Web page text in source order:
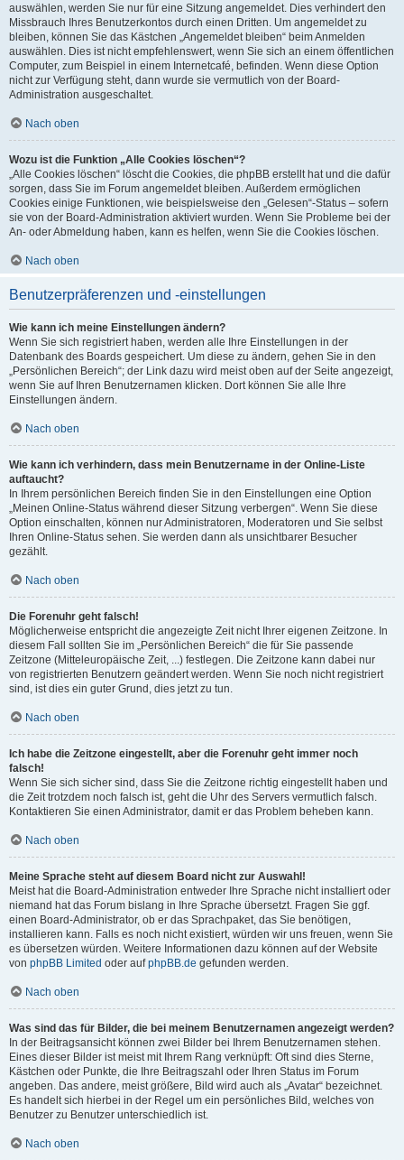
auswählen, werden Sie nur für eine Sitzung angemeldet. Dies verhindert den
Missbrauch Ihres Benutzerkontos durch einen Dritten. Um angemeldet zu
bleiben, können Sie das Kästchen „Angemeldet bleiben“ beim Anmelden
auswählen. Dies ist nicht empfehlenswert, wenn Sie sich an einem öffentlichen
Computer, zum Beispiel in einem Internetcafé, befinden. Wenn diese Option
nicht zur Verfügung steht, dann wurde sie vermutlich von der Board-
Administration ausgeschaltet.
Nach oben
Wozu ist die Funktion „Alle Cookies löschen“?
„Alle Cookies löschen“ löscht die Cookies, die phpBB erstellt hat und die dafür
sorgen, dass Sie im Forum angemeldet bleiben. Außerdem ermöglichen
Cookies einige Funktionen, wie beispielsweise den „Gelesen“-Status – sofern
sie von der Board-Administration aktiviert wurden. Wenn Sie Probleme bei der
An- oder Abmeldung haben, kann es helfen, wenn Sie die Cookies löschen.
Nach oben
Benutzerpräferenzen und -einstellungen
Wie kann ich meine Einstellungen ändern?
Wenn Sie sich registriert haben, werden alle Ihre Einstellungen in der
Datenbank des Boards gespeichert. Um diese zu ändern, gehen Sie in den
„Persönlichen Bereich“; der Link dazu wird meist oben auf der Seite angezeigt,
wenn Sie auf Ihren Benutzernamen klicken. Dort können Sie alle Ihre
Einstellungen ändern.
Nach oben
Wie kann ich verhindern, dass mein Benutzername in der Online-Liste
auftaucht?
In Ihrem persönlichen Bereich finden Sie in den Einstellungen eine Option
„Meinen Online-Status während dieser Sitzung verbergen“. Wenn Sie diese
Option einschalten, können nur Administratoren, Moderatoren und Sie selbst
Ihren Online-Status sehen. Sie werden dann als unsichtbarer Besucher
gezählt.
Nach oben
Die Forenuhr geht falsch!
Möglicherweise entspricht die angezeigte Zeit nicht Ihrer eigenen Zeitzone. In
diesem Fall sollten Sie im „Persönlichen Bereich“ die für Sie passende
Zeitzone (Mitteleuropäische Zeit, ...) festlegen. Die Zeitzone kann dabei nur
von registrierten Benutzern geändert werden. Wenn Sie noch nicht registriert
sind, ist dies ein guter Grund, dies jetzt zu tun.
Nach oben
Ich habe die Zeitzone eingestellt, aber die Forenuhr geht immer noch
falsch!
Wenn Sie sich sicher sind, dass Sie die Zeitzone richtig eingestellt haben und
die Zeit trotzdem noch falsch ist, geht die Uhr des Servers vermutlich falsch.
Kontaktieren Sie einen Administrator, damit er das Problem beheben kann.
Nach oben
Meine Sprache steht auf diesem Board nicht zur Auswahl!
Meist hat die Board-Administration entweder Ihre Sprache nicht installiert oder
niemand hat das Forum bislang in Ihre Sprache übersetzt. Fragen Sie ggf.
einen Board-Administrator, ob er das Sprachpaket, das Sie benötigen,
installieren kann. Falls es noch nicht existiert, würden wir uns freuen, wenn Sie
es übersetzen würden. Weitere Informationen dazu können auf der Website
von phpBB Limited oder aufphpBB.de gefunden werden.
Nach oben
Was sind das für Bilder, die bei meinem Benutzernamen angezeigt werden?
In der Beitragsansicht können zwei Bilder bei Ihrem Benutzernamen stehen.
Eines dieser Bilder ist meist mit Ihrem Rang verknüpft: Oft sind dies Sterne,
Kästchen oder Punkte, die Ihre Beitragszahl oder Ihren Status im Forum
angeben. Das andere, meist größere, Bild wird auch als „Avatar“ bezeichnet.
Es handelt sich hierbei in der Regel um ein persönliches Bild, welches von
Benutzer zu Benutzer unterschiedlich ist.
Nach oben